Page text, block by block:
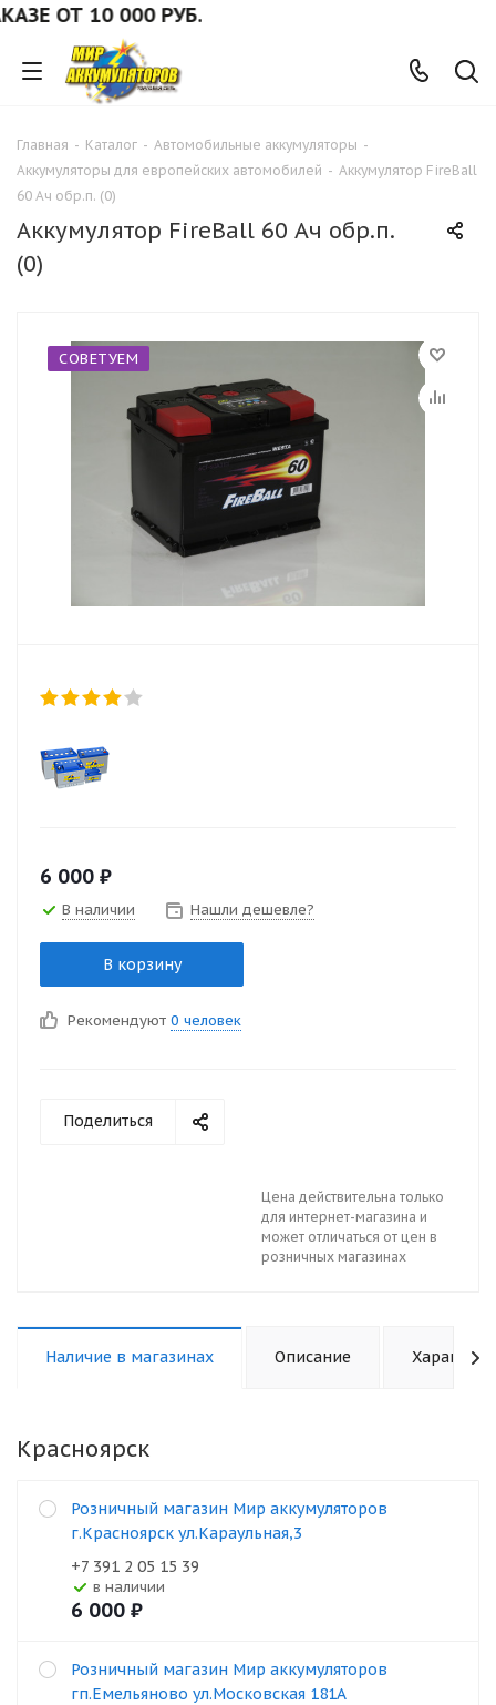
ОТ 10 000 РУБ.
Главная - Каталог - Автомобильные аккумуляторы -
Аккумуляторы для европейских автомобилей - Аккумулятор FireBall
60 Ач обр.п. (0)
Аккумулятор FireBall 60 Ач обр.п.
(0)
СОВЕТУЕМ
6 000 ₽
В наличии Нашли дешевле?
В корзину
Рекомендуют 0 человек
Поделиться
Цена действительна только
для интернет-магазина и
может отличаться от цен в
розничных магазинах
Наличие в магазинах Описание
Красноярск
Розничный магазин Мир аккумуляторов
г.Красноярск ул.Караульная,3
+7 391 2 05 15 39
В наличии
6 000 ₽
Розничный магазин Мир аккумуляторов
гп.Емельяново ул.Московская 181А